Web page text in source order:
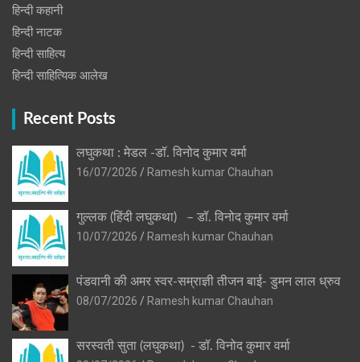
हिन्दी कहानी
हिन्‍दी नाटक
हिन्दी साहित्य
हिन्दी साहित्यिक आलेख
Recent Posts
लघुकथा : मेडल -डॉ. विनोद कुमार वर्मा
16/07/2026
Ramesh kumar Chauhan
गुल्लक (हिंदी लघुकथा) – डॉ. विनोद कुमार वर्मा
10/07/2026
Ramesh kumar Chauhan
पंडवानी की अमर स्वर-सम्राज्ञी तीजन बाई- डुमन लाल ध्रुव
08/07/2026
Ramesh kumar Chauhan
सरस्वती सुता (लघुकथा) ​- डॉ. विनोद कुमार वर्मा